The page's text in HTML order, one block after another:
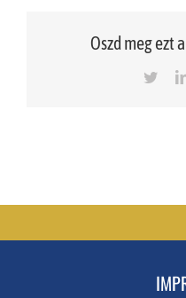
Oszd meg ezt